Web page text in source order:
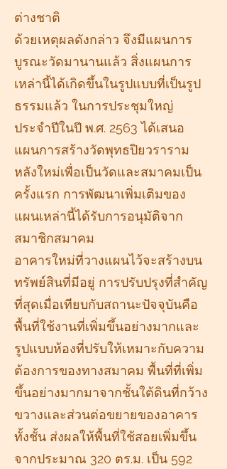
ต่างชาติ
ด้วยเหตุผลดังกล่าว จึงมีแผนการ
บูรณะวัดมานานแล้ว สิ่งแผนการ
เหล่านี้ได้เกิดขึ้นในรูปแบบที่เป็นรูป
ธรรมแล้ว ในการประชุมใหญ่
ประจำปีในปี พ.ศ. 2563 ได้เสนอ
แผนการสร้างวัดพุทธปิยวราราม
หลังใหม่เพื่อเป็นวัดและสมาคมเป็น
ครั้งแรก การพัฒนาเพิ่มเติมของ
แผนเหล่านี้ได้รับการอนุมัติจาก
สมาชิกสมาคม
อาคารใหม่ที่วางแผนไว้จะสร้างบน
ทรัพย์สินที่มีอยู่ การปรับปรุงที่สำคัญ
ที่สุดเมื่อเทียบกับสถานะปัจจุบันคือ
พื้นที่ใช้งานที่เพิ่มขึ้นอย่างมากและ
รูปแบบห้องที่ปรับให้เหมาะกับความ
ต้องการของทางสมาคม พื้นที่ที่เพิ่ม
ขึ้นอย่างมากมาจากชั้นใต้ดินที่กว้าง
ขวางและส่วนต่อขยายของอาคาร
ทั้งชั้น ส่งผลให้พื้นที่ใช้สอยเพิ่มขึ้น
จากประมาณ 320 ตร.ม. เป็น 592